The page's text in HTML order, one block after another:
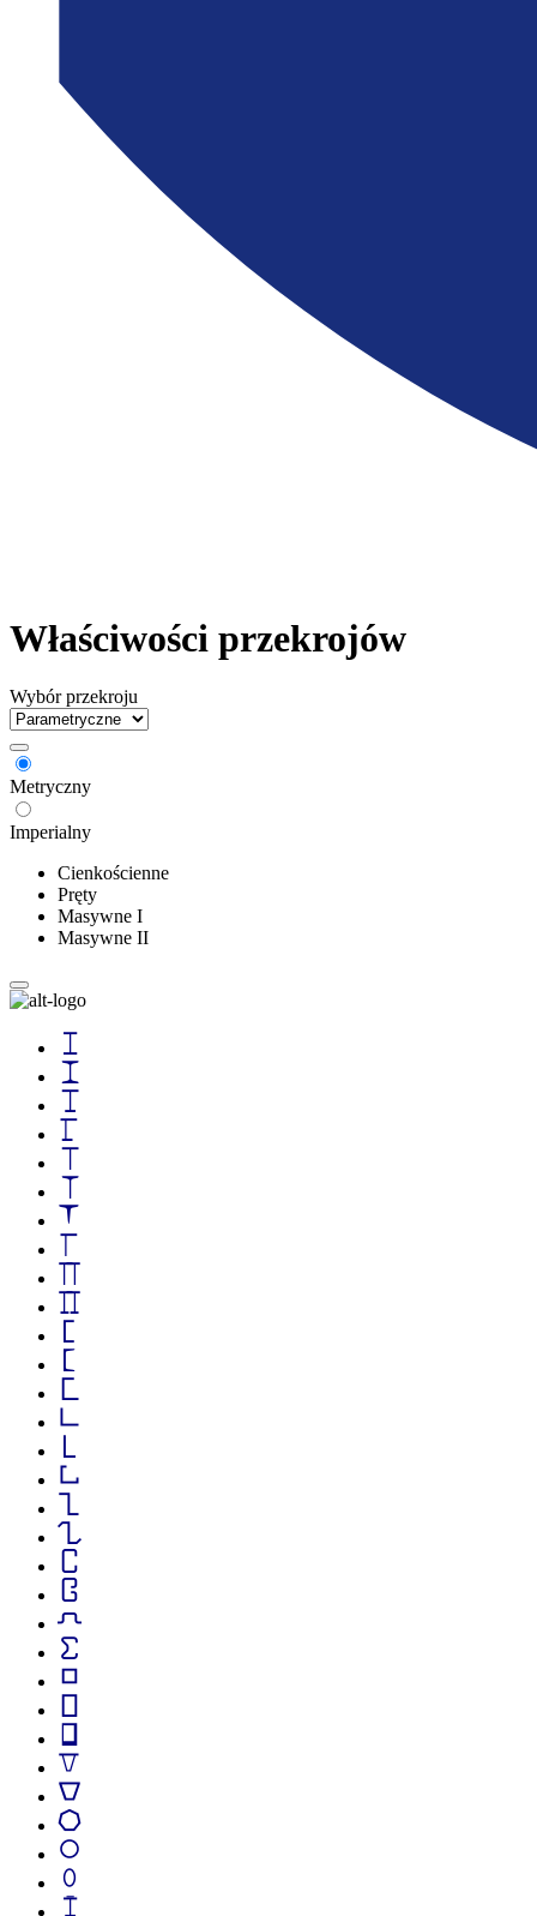
Właściwości przekrojów
Wybór przekroju
Metryczny
Imperialny
Cienkościenne
Pręty
Masywne I
Masywne II